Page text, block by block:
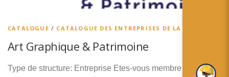
Español
CATALOGUE / CATALOGUE DES ENTREPRISES DE LA RA
Art Graphique & Patrimoine
Type de structure: Entreprise Etes-vous membre de RA’pro